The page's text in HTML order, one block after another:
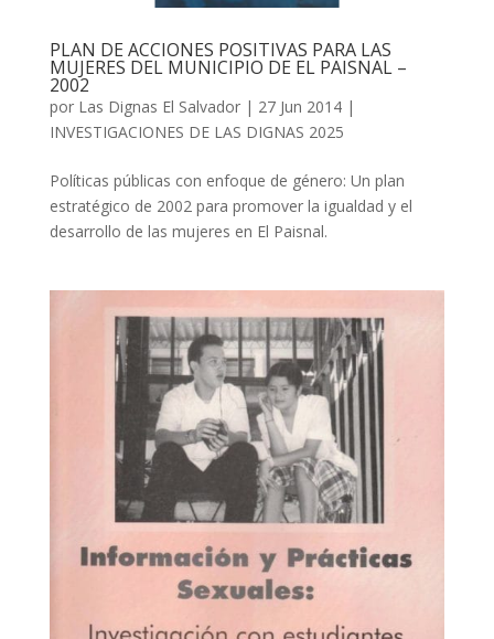
PLAN DE ACCIONES POSITIVAS PARA LAS
MUJERES DEL MUNICIPIO DE EL PAISNAL –
2002
por Las Dignas El Salvador| 27 Jun 2014|
INVESTIGACIONES DE LAS DIGNAS 2025
Políticas públicas con enfoque de género: Un plan
estratégico de 2002 para promover la igualdad y el
desarrollo de las mujeres en El Paisnal.